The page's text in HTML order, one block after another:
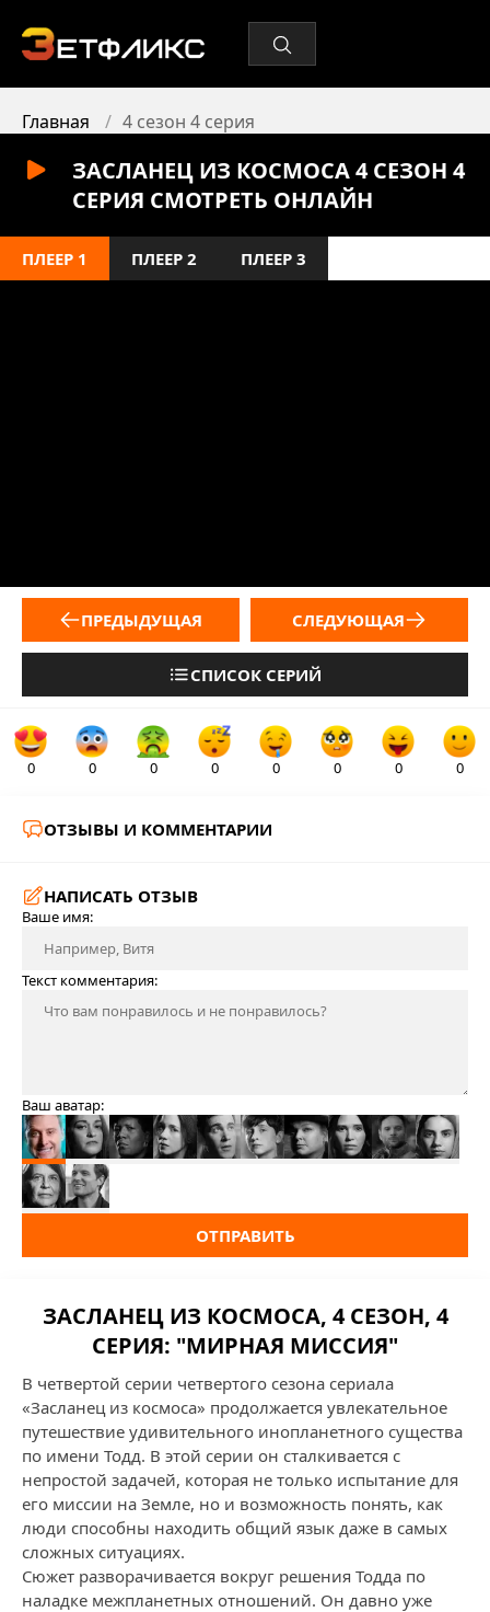
Главная 4 сезон 4 серия
ЗАСЛАНЕЦ ИЗ КОСМОСА 4 СЕЗОН 4
СЕРИЯ СМОТРЕТЬ ОНЛАЙН
ПЛЕЕР 1 ПЛЕЕР 2 ПЛЕЕР 3
ПРЕДЫДУЩАЯ
СПИСОК СЕРИЙ
СЛЕДУЮЩАЯ
0 0 0 0 0 0 0 0
ОТЗЫВЫ И КОММЕНТАРИИ
НАПИСАТЬ ОТЗЫВ
Ваше имя:
Текст комментария:
Ваш аватар:
ОТПРАВИТЬ
ЗАСЛАНЕЦ ИЗ КОСМОСА, 4 СЕЗОН, 4
СЕРИЯ: "МИРНАЯ МИССИЯ"
В четвертой серии четвертого сезона сериала
«Засланец из космоса» продолжается увлекательное
путешествие удивительного инопланетного существа
по имени Тодд. В этой серии он сталкивается с
непростой задачей, которая не только испытание для
его миссии на Земле, но и возможность понять, как
люди способны находить общий язык даже в самых
сложных ситуациях.
Сюжет разворачивается вокруг решения Тодда по
наладке межпланетных отношений. Он давно уже